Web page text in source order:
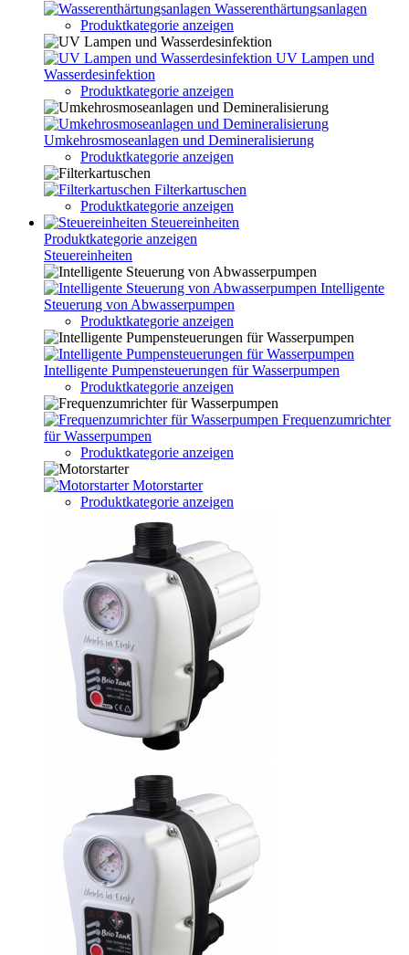
Wasserenthärtungsanlagen
Produktkategorie anzeigen
UV Lampen und
Wasserdesinfektion
Produktkategorie anzeigen
Umkehrosmoseanlagen und Demineralisierung
Produktkategorie anzeigen
Filterkartuschen
Produktkategorie anzeigen
Steuereinheiten
Produktkategorie anzeigen
Steuereinheiten
Intelligente
Steuerung von Abwasserpumpen
Produktkategorie anzeigen
Intelligente Pumpensteuerungen für Wasserpumpen
Produktkategorie anzeigen
Frequenzumrichter
für Wasserpumpen
Produktkategorie anzeigen
Motorstarter
Produktkategorie anzeigen